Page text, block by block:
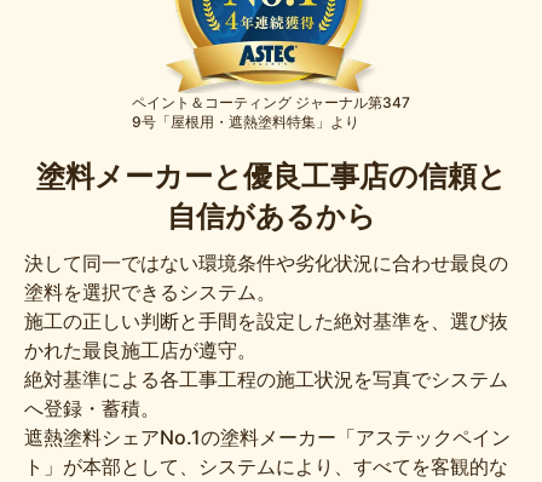
ペイント＆コーティング ジャーナル第347
9号「屋根用・遮熱塗料特集」より
塗料メーカーと優良工事店の信頼と
自信があるから
決して同一ではない環境条件や劣化状況に合わせ最良の
塗料を選択できるシステム。
施工の正しい判断と手間を設定した絶対基準を、選び抜
かれた最良施工店が遵守。
絶対基準による各工事工程の施工状況を写真でシステム
へ登録・蓄積。
遮熱塗料シェアNo.1の塗料メーカー「アステックペイン
ト」が本部として、システムにより、すべてを客観的な